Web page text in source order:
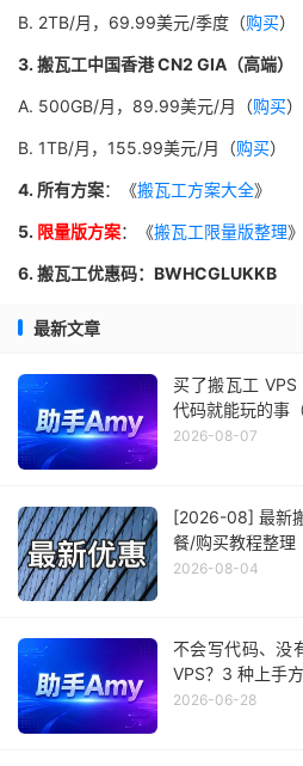
B. 2TB/月，69.99美元/季度（购买）
3. 搬瓦工中国香港 CN2 GIA（高端）
A. 500GB/月，89.99美元/月（购买）
B. 1TB/月，155.99美元/月（购买）
4. 所有方案：《搬瓦工方案大全》
5. 限量版方案：《搬瓦工限量版整理》
6. 搬瓦工优惠码：BWHCGLUKKB
最新文章
买了搬瓦工
代码就能玩的事
2026-08-07
[2026-08] 最新
餐/购买教程整理
2026-08-04
不会写代码、没
VPS？3 种上手
2026-06-28